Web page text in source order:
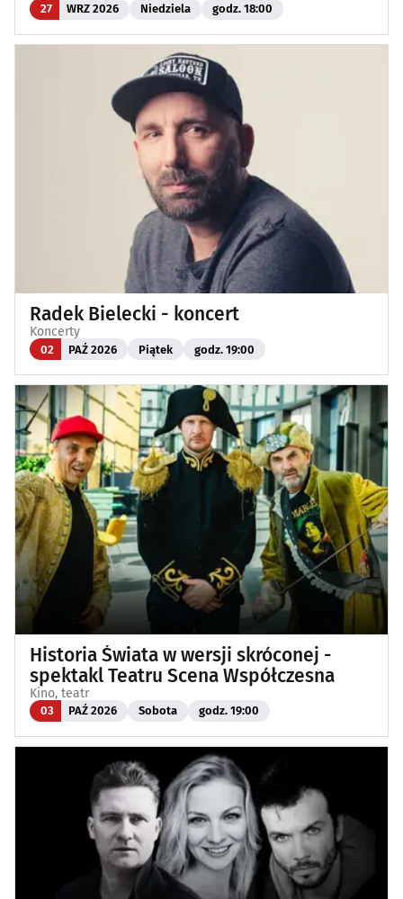
27 WRZ 2026 Niedziela godz. 18:00
Radek Bielecki - koncert
Koncerty
02 PAŹ 2026 Piątek godz. 19:00
Historia Świata w wersji skróconej -
spektakl Teatru Scena Współczesna
Kino, teatr
03 PAŹ 2026 Sobota godz. 19:00